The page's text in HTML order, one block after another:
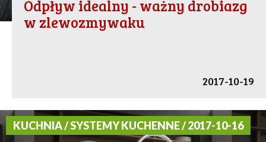
Odpływ idealny - ważny drobiazg
w zlewozmywaku
2017-10-19
KUCHNIA / SYSTEMY KUCHENNE / 2017-10-16